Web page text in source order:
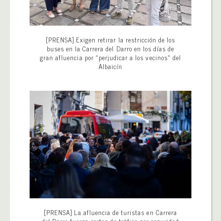
[PRENSA] Exigen retirar la restricción de los
buses en la Carrera del Darro en los días de
gran afluencia por «perjudicar a los vecinos» del
Albaicín
[PRENSA] La afluencia de turistas en Carrera